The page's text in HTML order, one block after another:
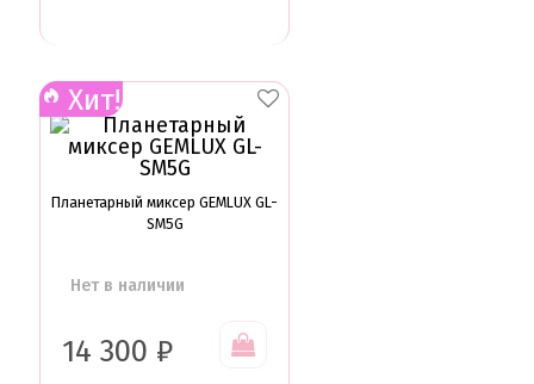
Хит!
Планетарный миксер GEMLUX GL-
SM5G
Нет в наличии
14 300 ₽